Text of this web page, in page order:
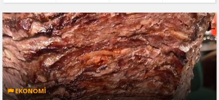
bist color-
EKONOMİ